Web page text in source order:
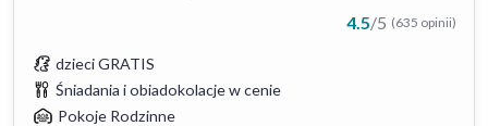
4.5/5 (635 opinii)
dzieci GRATIS
Śniadania i obiadokolacje w cenie
Pokoje Rodzinne